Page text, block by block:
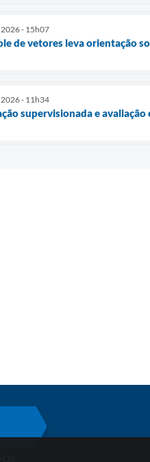
- 15h07
de vetores leva orientação
- 11h34
supervisionada e